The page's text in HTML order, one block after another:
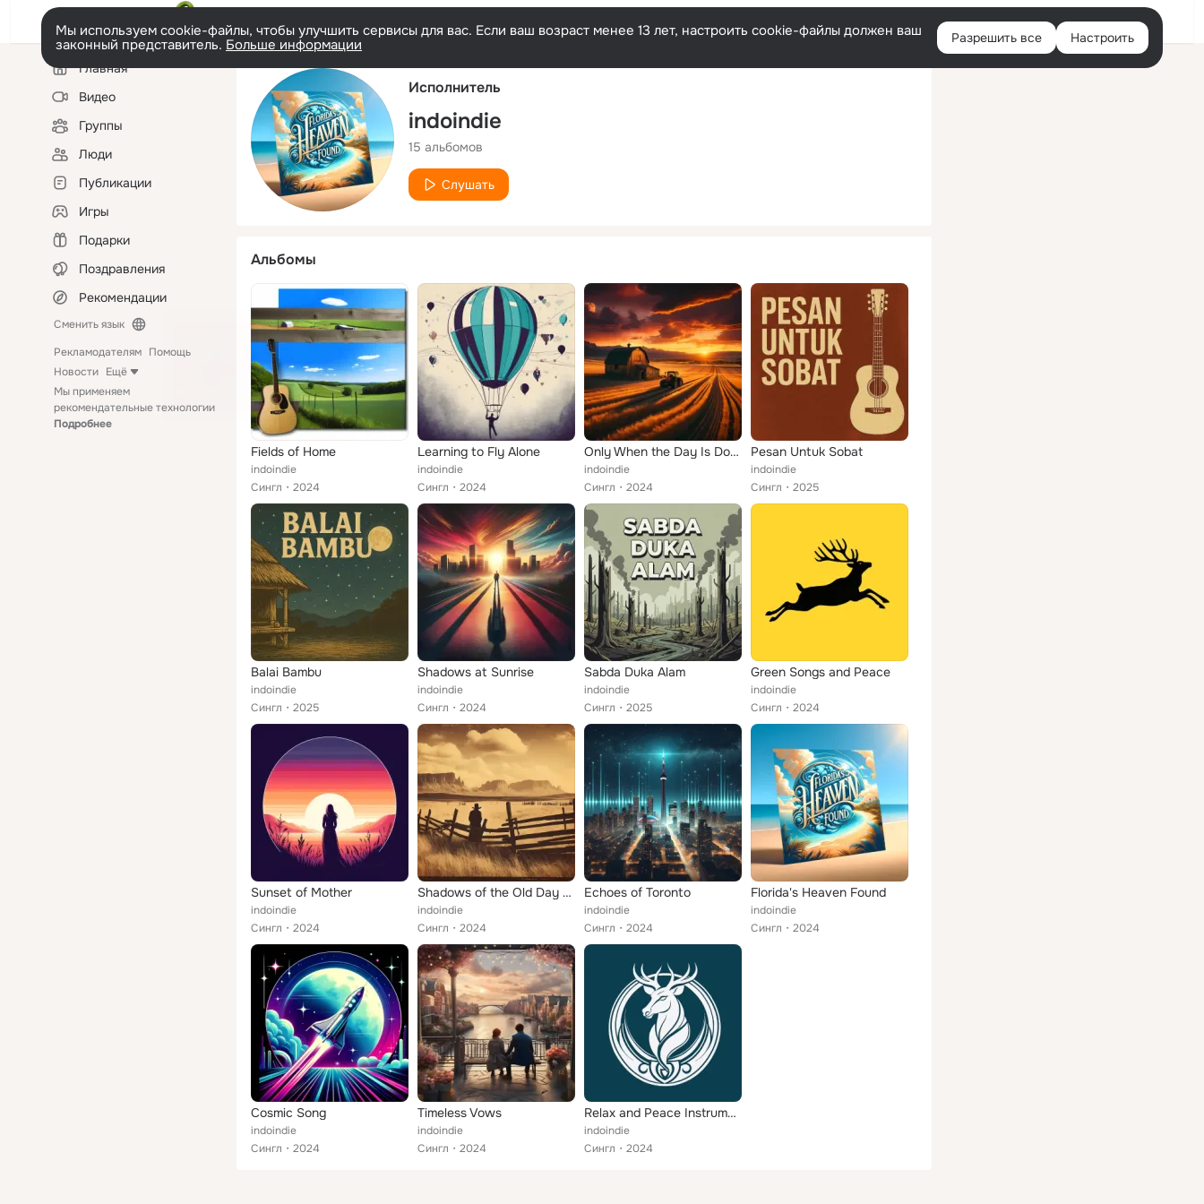
Русский Войти
Мы используем cookie-файлы, чтобы улучшить сервисы для вас. Если ваш возраст менее 13 лет, настроить cookie-файлы должен ваш
законный представитель. Больше информации Разрешить все Настроить
Левая
колонкаГлавная
Видео
Группы
Люди
Публикации
Игры
Подарки
Поздравления
Рекомендации
Сменить язык
Рекламодателям Помощь
Новости Ещё
Мы применяем
рекомендательные технологии
Подробнее
Исполнитель
indoindie
15 альбомов
Слушать
Альбомы
Fields of Home
indoindie
Сингл
2024
Learning to Fly Alone
indoindie
Сингл
2024
Only When the Day Is Done
indoindie
Сингл
2024
Pesan Untuk Sobat
indoindie
Сингл
2025
Balai Bambu
indoindie
Сингл
2025
Shadows at Sunrise
indoindie
Сингл
2024
Sabda Duka Alam
indoindie
Сингл
2025
Green Songs and Peace
indoindie
Сингл
2024
Sunset of Mother
indoindie
Сингл
2024
Shadows of the Old Day Texas
indoindie
Сингл
2024
Echoes of Toronto
indoindie
Сингл
2024
Florida's Heaven Found
indoindie
Сингл
2024
Cosmic Song
indoindie
Сингл
2024
Timeless Vows
indoindie
Сингл
2024
Relax and Peace Instrument
indoindie
Сингл
2024